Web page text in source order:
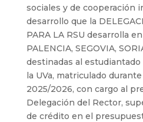
sociales y de cooperación
desarrollo que la
PARA LA RSU desarrolla
PALENCIA, SEGOVIA,
destinadas al estudiantado
la UVa, matriculado
2025/2026, con cargo al
Delegación del Rector,
de crédito en el